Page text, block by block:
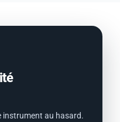
instrument au hasard.